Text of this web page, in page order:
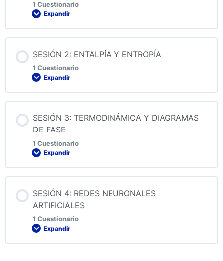
1 Cuestionario
Expandir
QUIZ 1: TERMODINÁMICA APLICADA
SESIÓN 2: ENTALPÍA Y ENTROPÍA
1 Cuestionario
Expandir
QUIZ 2: TERMODINÁMICA APLICADA (ESCOLARIZADO
2024)
SESIÓN 3: TERMODINÁMICA Y DIAGRAMAS
DE FASE
1 Cuestionario
Expandir
QUIZ 3: TERMODINÁMICA APLICADA
(ESCOLARIZADO)
SESIÓN 4: REDES NEURONALES
ARTIFICIALES
1 Cuestionario
Expandir